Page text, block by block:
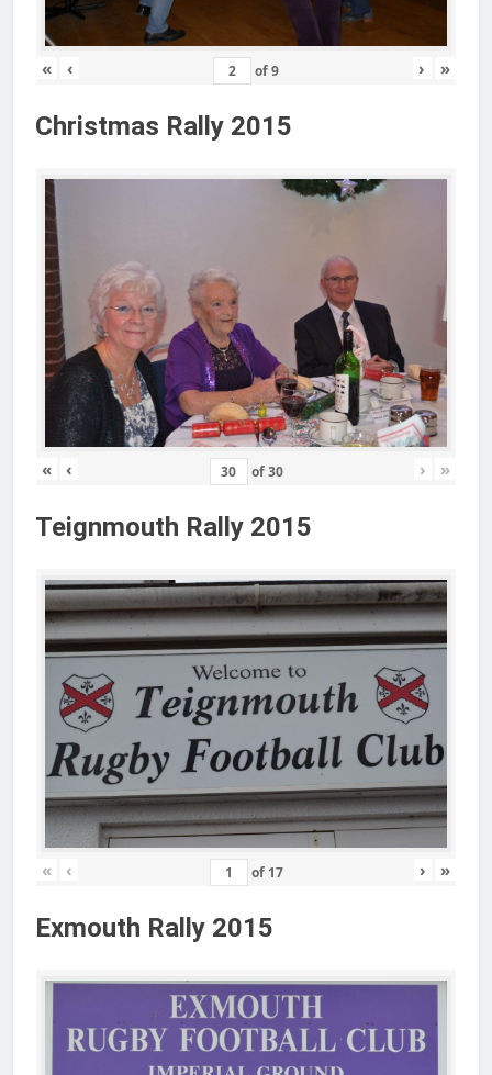
« ‹ of9 › »
Christmas Rally 2015
« ‹ of30 › »
Teignmouth Rally 2015
« ‹ of 17 › »
Exmouth Rally 2015